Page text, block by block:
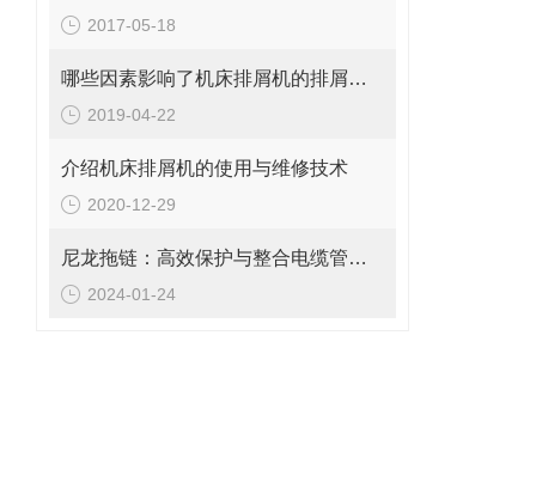
2017-05-18
哪些因素影响了机床排屑机的排屑量？
2019-04-22
介绍机床排屑机的使用与维修技术
2020-12-29
尼龙拖链：高效保护与整合电缆管理解决方案
2024-01-24